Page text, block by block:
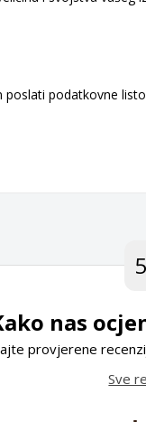
poslati podatkovne
nas
provjerene
Sve